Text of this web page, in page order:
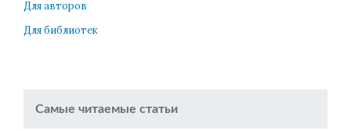
Для авторов
Для библиотек
Самые читаемые статьи